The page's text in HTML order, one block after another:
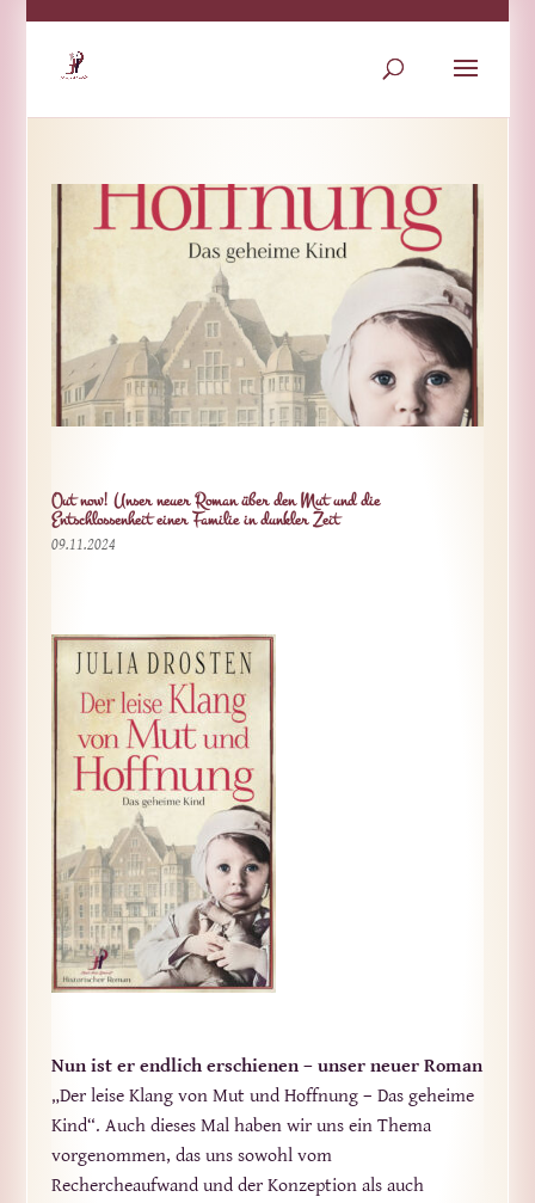
Out now! Unser neuer Roman über den Mut und die
Entschlossenheit einer Familie in dunkler Zeit
09.11.2024
Nun ist er endlich erschienen – unser neuer Roman
„Der leise Klang von Mut und Hoffnung – Das geheime
Kind“. Auch dieses Mal haben wir uns ein Thema
vorgenommen, das uns sowohl vom
Rechercheaufwand und der Konzeption als auch